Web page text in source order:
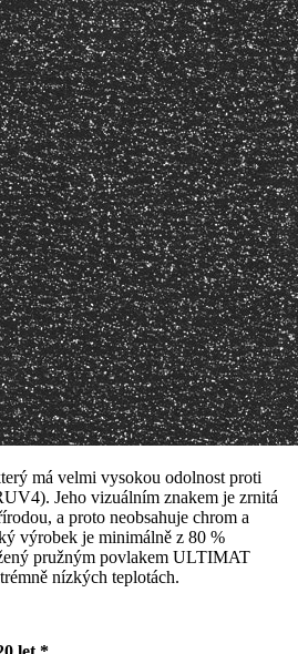
má velmi vysokou odolnost proti
Jeho vizuálním znakem je zrnitá
a proto neobsahuje chrom a
výrobek je minimálně z 80 %
pružným povlakem ULTIMAT
nízkých teplotách.